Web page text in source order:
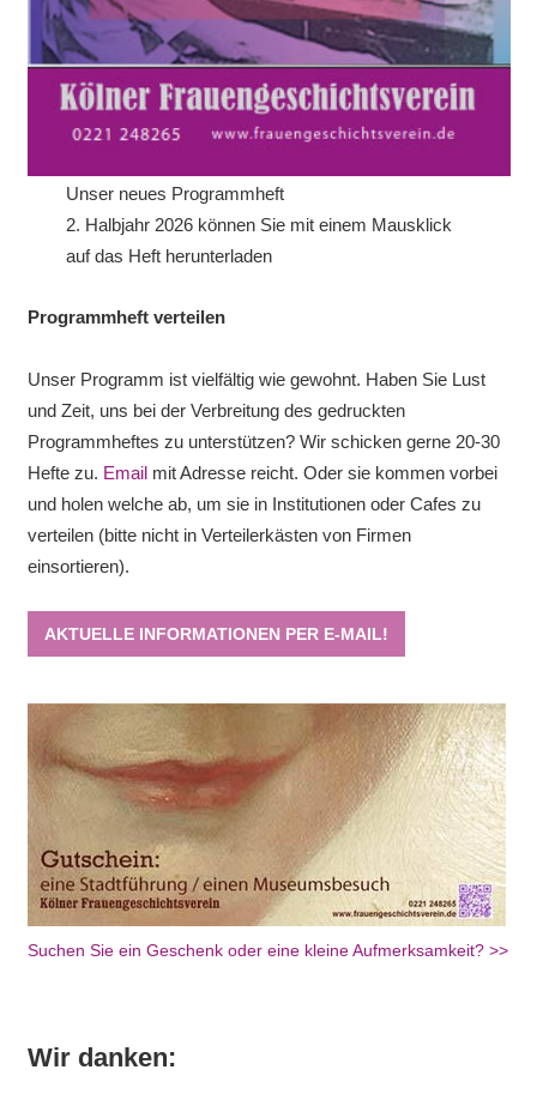
Unser neues Programmheft
2. Halbjahr 2026 können Sie mit einem Mausklick
auf das Heft herunterladen
Programmheft verteilen
Unser Programm ist vielfältig wie gewohnt. Haben Sie Lust
und Zeit, uns bei der Verbreitung des gedruckten
Programmheftes zu unterstützen? Wir schicken gerne 20-30
Hefte zu. Emailmit Adresse reicht. Oder sie kommen vorbei
und holen welche ab, um sie in Institutionen oder Cafes zu
verteilen (bitte nicht in Verteilerkästen von Firmen
einsortieren).
AKTUELLE INFORMATIONEN PER E-MAIL!
Suchen Sie ein Geschenk oder eine kleine Aufmerksamkeit? >>
Wir danken: